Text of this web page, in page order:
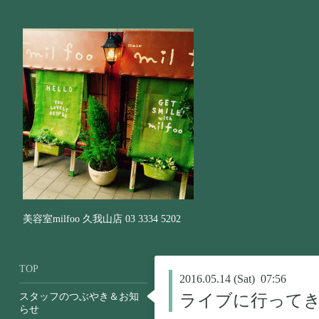
美容室milfoo 久我山店 03 3334 5202
2016.05.14 (Sat) 07:56
ライブに行って
TOP
スタッフのつぶやき＆お知
らせ